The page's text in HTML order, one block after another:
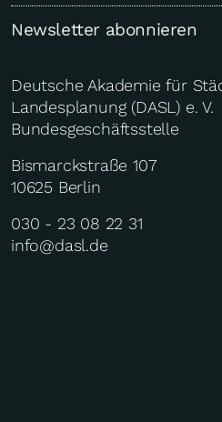
Newsletter abonnieren
Deutsche Akademie für
Landesplanung (DASL) e. V.
Bundesgeschäftsstelle
Bismarckstraße 107
10625 Berlin
030 - 23 08 22 31
info@dasl.de